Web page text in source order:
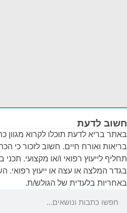
חשוב לדעת
באתר בריא לדעת תוכלו לקרוא מגוון
בריאות ואורח חיים. חשוב לזכור כי
תחליף לייעוץ רפואי ו/או מקצועי.
בגדר המלצה או עצה או ייעוץ רפואי.
באחריות בלעדית של הגולש/ת.